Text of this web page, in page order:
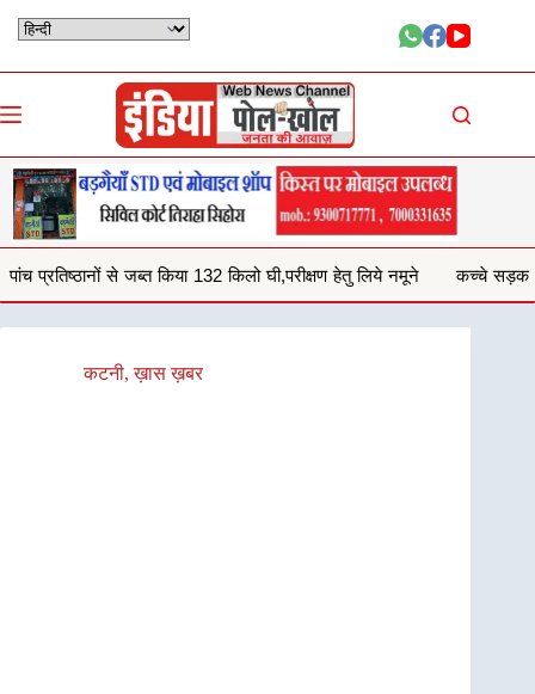
132 किलो घी,परीक्षण हेतु लिये नमूने कच्चे सड़क से आवागमन करना हो रहा
कटनी,ख़ास ख़बर